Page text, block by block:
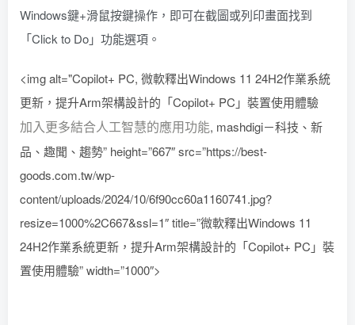
Windows鍵+滑鼠按鍵操作，即可在截圖或列印畫面找到
「Click to Do」功能選項。
<img alt="Copilot+ PC, 微軟釋出Windows 11 24H2作業系統
更新，提升Arm架構設計的「Copilot+ PC」裝置使用體驗
加入更多結合人工智慧的應用功能, mashdigi－科技、新
品、趣聞、趨勢” height=”667″ src=”https://best-
goods.com.tw/wp-
content/uploads/2024/10/6f90cc60a1160741.jpg?
resize=1000%2C667&ssl=1″ title=”微軟釋出Windows 11
24H2作業系統更新，提升Arm架構設計的「Copilot+ PC」裝
置使用體驗” width=”1000″>